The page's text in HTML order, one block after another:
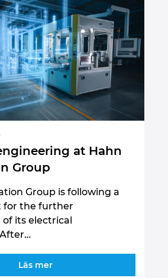
at Hahn
Group
Group is following a
for the further
its electrical
Läs mer